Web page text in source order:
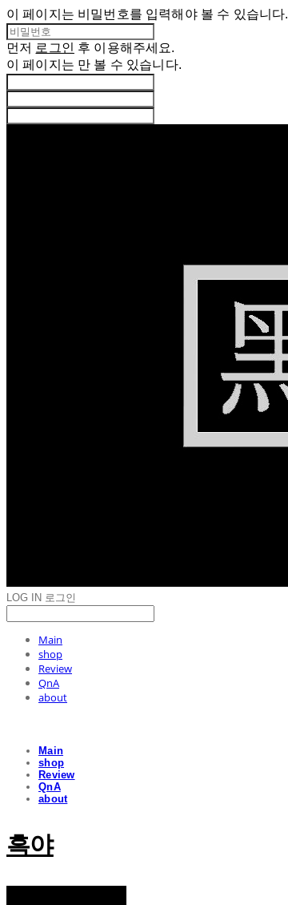
이 페이지는 비밀번호를 입력해야 볼 수 있습니다.
먼저 로그인 후 이용해주세요.
이 페이지는 만 볼 수 있습니다.
LOG IN 로그인
Main
shop
Review
QnA
about
Main
shop
Review
QnA
about
흑야